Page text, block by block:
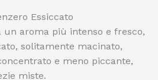
Essiccato
un aroma più intenso e fresco,
solitamente macinato,
e meno piccante,
miste.